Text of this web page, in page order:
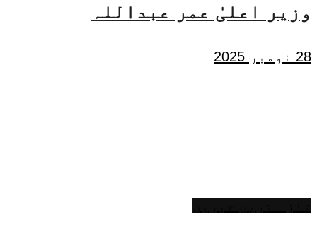
وزیر اعلیٰ عمر عبداللہ
28 نومبر 2025